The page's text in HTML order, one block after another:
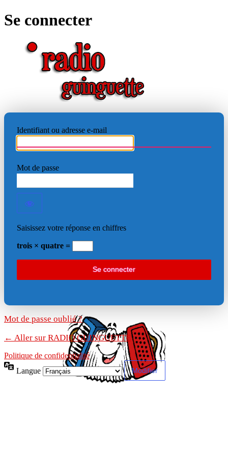
Se connecter
Identifiant ou adresse e-mail
Mot de passe
Saisissez votre réponse en chiffres
trois × quatre =
Mot de passe oublié ?
← Aller sur RADIO GUINGUETTE
Politique de confidentialité
Langue